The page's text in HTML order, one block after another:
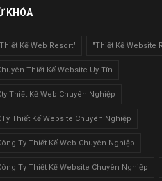
KHÓA
Kế Web Resort" "Thiết Kế Website
Thiết Kế Website Uy Tín
Thiết Kế Web Chuyên Nghiệp
Thiết Kế Website Chuyên Nghiệp
Ty Thiết Kế Web Chuyên Nghiệp
Ty Thiết Kế Website Chuyên Nghiệp